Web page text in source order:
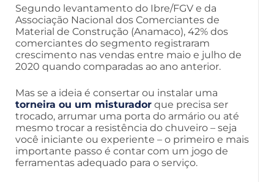
Segundo levantamento do Ibre/FGV e da
Associação Nacional dos Comerciantes de
Material de Construção (Anamaco), 42% dos
comerciantes do segmento registraram
crescimento nas vendas entre maio e julho de
2020 quando comparadas ao ano anterior.
Mas se a ideia é consertar ou instalar uma
torneira ou um misturador que precisa ser
trocado, arrumar uma porta do armário ou até
mesmo trocar a resistência do chuveiro – seja
você iniciante ou experiente – o primeiro e mais
importante passo é contar com um jogo de
ferramentas adequado para o serviço.